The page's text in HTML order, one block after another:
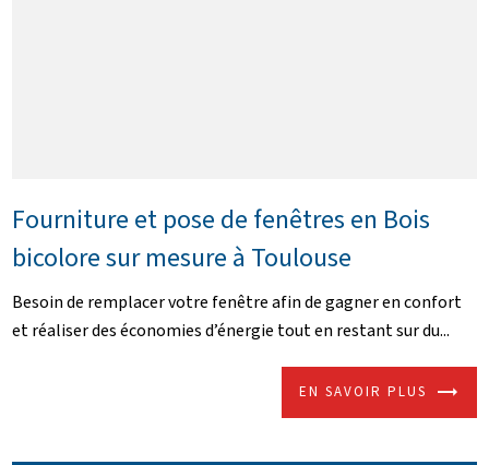
Fourniture et pose de fenêtres en Bois
bicolore sur mesure à Toulouse
Besoin de remplacer votre fenêtre afin de gagner en confort
et réaliser des économies d’énergie tout en restant sur du...
EN SAVOIR PLUS